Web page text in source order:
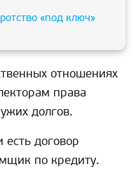
«под ключ»
отношениях
права
долгов.
договор
по кредиту.